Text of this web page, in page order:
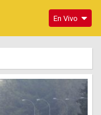
En Vivo